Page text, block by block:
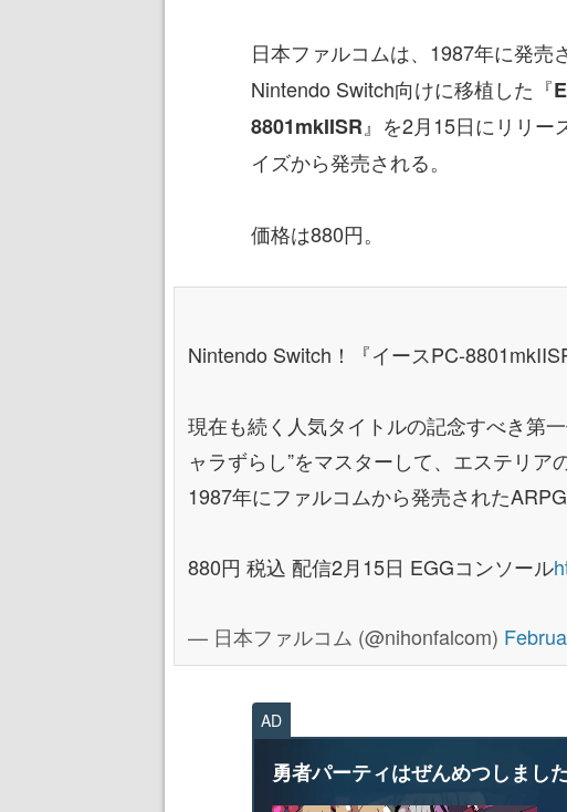
日本ファルコムは、1987年に発売
Nintendo Switch向けに移植した『
8801mkIISR 』を2月15日にリリー
イズから発売される。
価格は880円。
Nintendo Switch！『イースPC-
現在も続く人気タイトルの記念すべき第
ャラずらし”をマスターして、エステリア
1987年にファルコムから発売されたARPG
880円 税込 配信2月15日 EGGコンソール
— 日本ファルコム (@nihonfalcom)
AD
勇者パーティはぜんめつしました